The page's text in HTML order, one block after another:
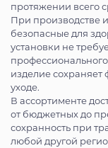
протяжении всего
При производстве
безопасные для
установки не
изделие
уходе.
В ассортименте
от бюджетных до
сохранность при
любой другой